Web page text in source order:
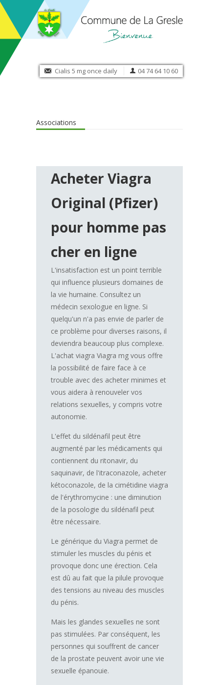
Cialis 5 mg once daily 04 74 64 10 60
Associations
Acheter Viagra
Original (Pfizer)
pour homme pas
cher en ligne
L'insatisfaction est un point terrible
qui influence plusieurs domaines de
la vie humaine. Consultez un
médecin sexologue en ligne. Si
quelqu'un n'a pas envie de parler de
ce problème pour diverses raisons, il
deviendra beaucoup plus complexe.
L'achat viagra Viagra mg vous offre
la possibilité de faire face à ce
trouble avec des acheter minimes et
vous aidera à renouveler vos
relations sexuelles, y compris votre
autonomie.
L'effet du sildénafil peut être
augmenté par les médicaments qui
contiennent du ritonavir, du
saquinavir, de l'itraconazole, acheter
kétoconazole, de la cimétidine viagra
de l'érythromycine : une diminution
de la posologie du sildénafil peut
être nécessaire.
Le générique du Viagra permet de
stimuler les muscles du pénis et
provoque donc une érection. Cela
est dû au fait que la pilule provoque
des tensions au niveau des muscles
du pénis.
Mais les glandes sexuelles ne sont
pas stimulées. Par conséquent, les
personnes qui souffrent de cancer
de la prostate peuvent avoir une vie
sexuelle épanouie.